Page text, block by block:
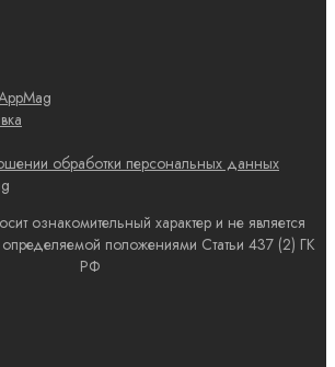
обработки персональных данных
ознакомительный характер и не является
положениями Статьи 437 (2) ГК
РФ